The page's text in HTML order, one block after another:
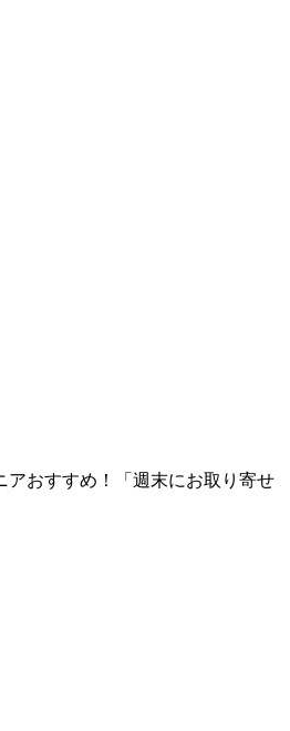
アおすすめ！「週末にお取り寄せ